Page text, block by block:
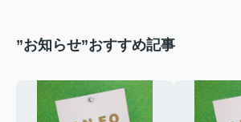
”お知らせ”おすすめ記事